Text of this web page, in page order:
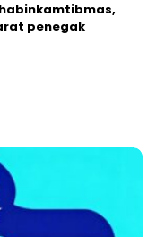
penegak